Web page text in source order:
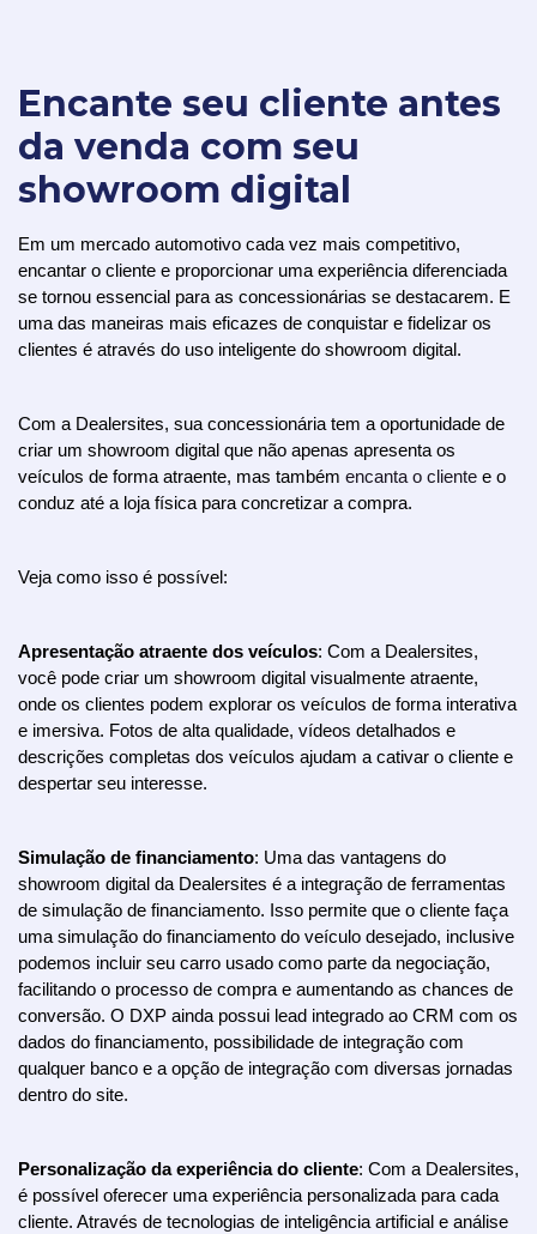
Encante seu cliente antes
da venda com seu
showroom digital
Em um mercado automotivo cada vez mais competitivo,
encantar o cliente e proporcionar uma experiência diferenciada
se tornou essencial para as concessionárias se destacarem. E
uma das maneiras mais eficazes de conquistar e fidelizar os
clientes é através do uso inteligente do showroom digital.
Com a Dealersites, sua concessionária tem a oportunidade de
criar um showroom digital que não apenas apresenta os
veículos de forma atraente, mas também encanta o cliente e o
conduz até a loja física para concretizar a compra.
Veja como isso é possível:
Apresentação atraente dos veículos: Com a Dealersites,
você pode criar um showroom digital visualmente atraente,
onde os clientes podem explorar os veículos de forma interativa
e imersiva. Fotos de alta qualidade, vídeos detalhados e
descrições completas dos veículos ajudam a cativar o cliente e
despertar seu interesse.
Simulação de financiamento: Uma das vantagens do
showroom digital da Dealersites é a integração de ferramentas
de simulação de financiamento. Isso permite que o cliente faça
uma simulação do financiamento do veículo desejado, inclusive
podemos incluir seu carro usado como parte da negociação,
facilitando o processo de compra e aumentando as chances de
conversão. O DXP ainda possui lead integrado ao CRM com os
dados do financiamento, possibilidade de integração com
qualquer banco e a opção de integração com diversas jornadas
dentro do site.
Personalização da experiência do cliente: Com a Dealersites,
é possível oferecer uma experiência personalizada para cada
cliente. Através de tecnologias de inteligência artificial e análise